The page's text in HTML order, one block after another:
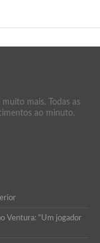
mais. Todas as
ao minuto.
Ventura: “Um jogador